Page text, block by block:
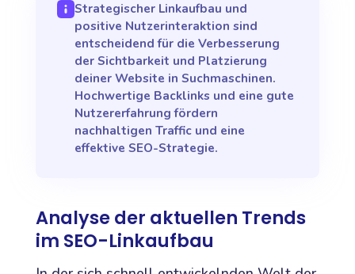
Strategischer Linkaufbau und
positive Nutzerinteraktion sind
entscheidend für die Verbesserung
der Sichtbarkeit und Platzierung
deiner Website in Suchmaschinen.
Hochwertige Backlinks und eine gute
Nutzererfahrung fördern
nachhaltigen Traffic und eine
effektive SEO-Strategie.
Analyse der aktuellen Trends
im SEO-Linkaufbau